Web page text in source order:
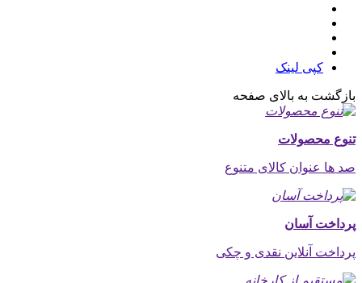
کپی لینک
بازگشت به بالای صفحه
تنوع محصولات
صد ها عنوان کالای متنوع
پرداخت آسان
پرداخت آنلاین نقدی و چکی